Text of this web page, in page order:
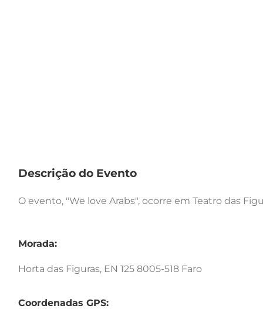
Descrição do Evento
O evento, "We love Arabs", ocorre em Teatro das
Morada:
Horta das Figuras, EN 125 8005-518 Faro
Coordenadas GPS: